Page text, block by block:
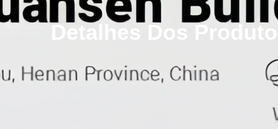
Detalhes Dos Produtos